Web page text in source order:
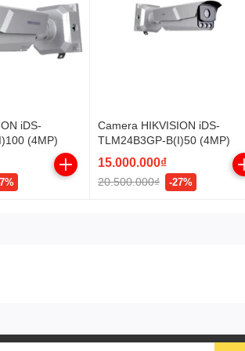
Chống ngược sáng
BLC, HLC, 3D DNR,
120dB, digital defog,
iDS-
(4MP)
Camera HIKVISION iDS-
TLM24B3GP-B(I)50 (4MP)
15.000.000₫
20.500.000₫ -27%